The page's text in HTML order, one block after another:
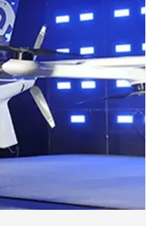
سواری
شہروں
میں
رکشے
اور
ٹیکسی
کی
جگہ